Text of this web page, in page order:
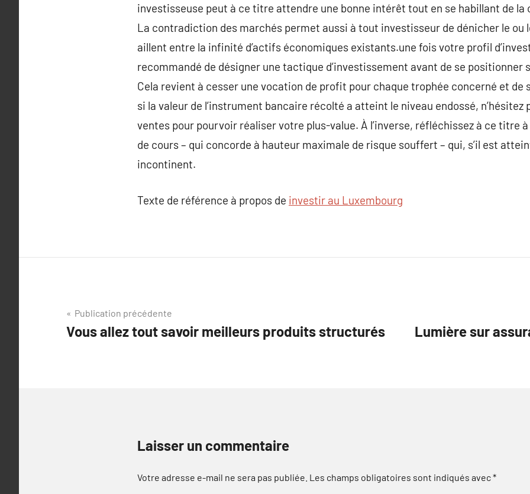
investisseuse peut à ce titre attendre une bonne intérêt tout en se habillant de la
La contradiction des marchés permet aussi à tout investisseur de dénicher le ou
aillent entre la infinité d’actifs économiques existants.une fois votre profil
recommandé de désigner une tactique d’investissement avant de se positionner
Cela revient à cesser une vocation de profit pour chaque trophée concerné et de
si la valeur de l’instrument bancaire récolté a atteint le niveau endossé, n’hésitez
ventes pour pourvoir réaliser votre plus-value. À l’inverse, réfléchissez à ce titre
de cours – qui concorde à hauteur maximale de risque souffert – qui, s’il est
incontinent.
Texte de référence à propos de investir au Luxembourg
Navigation
de
Publication précédente
Vous allez tout savoir meilleurs produits structurés Lumière sur
Laisser un commentaire
Votre adresse e-mail ne sera pas publiée. Les champs obligatoires sont indiqués avec*